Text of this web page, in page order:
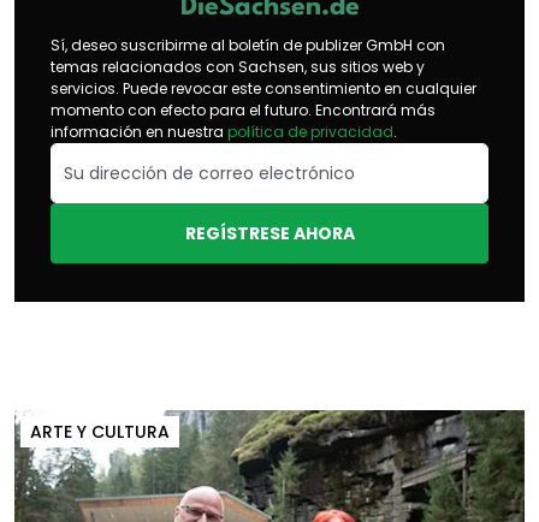
DieSachsen.de
Sí, deseo suscribirme al boletín de publizer GmbH con
temas relacionados con Sachsen, sus sitios web y
servicios. Puede revocar este consentimiento en cualquier
momento con efecto para el futuro. Encontrará más
información en nuestra política de privacidad.
REGÍSTRESE AHORA
ARTE Y CULTURA